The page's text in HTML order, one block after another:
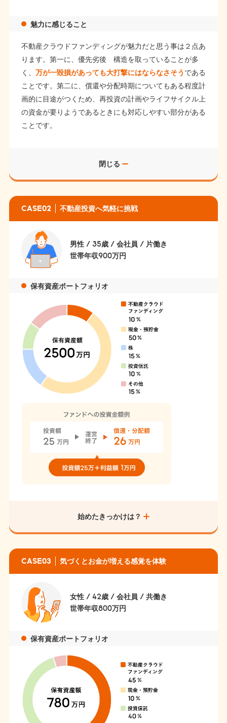
魅力に感じること
不動産クラウドファンディングが魅力だと思う事は２点あ
ります。第一に、優先劣後 構造を取っていることが多
く、 万が一毀損があっても大打撃にはならなさそう である
ことです。第二に、償還や分配時期についてもある程度計
画的に目途がつくため、再投資の計画やライフサイクル上
の資金が要りようであるときにも対応しやすい部分がある
ことです。
閉じる
CASE02 不動産投資へ気軽に挑戦
男性 / 35歳 / 会社員 / 片働き
世帯年収900万円
保有資産ポートフォリオ
始めたきっかけは？
CASE03 気づくとお金が増える感覚を体験
女性 / 42歳 / 会社員 / 共働き
世帯年収800万円
保有資産ポートフォリオ